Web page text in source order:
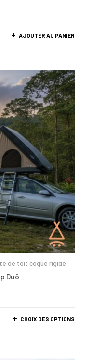
AJOUTER AU PANIER
de toit coque rigide
Duö
CHOIX DES OPTIONS